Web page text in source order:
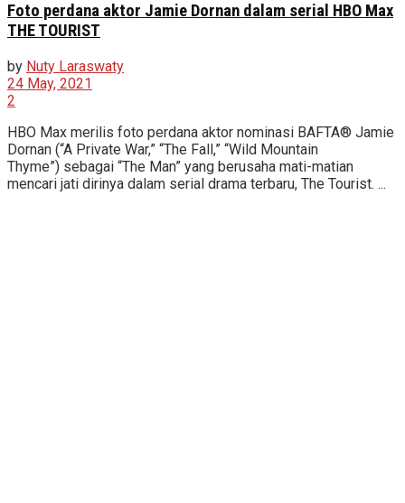
Foto perdana aktor Jamie Dornan dalam serial HBO Max
THE TOURIST
by Nuty Laraswaty
24 May, 2021
2
HBO Max merilis foto perdana aktor nominasi BAFTA® Jamie
Dornan (“A Private War,” “The Fall,” “Wild Mountain
Thyme”) sebagai “The Man” yang berusaha mati-matian
mencari jati dirinya dalam serial drama terbaru, The Tourist. ...